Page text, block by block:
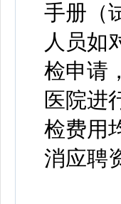
手册（
人员如
检申请
医院进
检费用
消应聘